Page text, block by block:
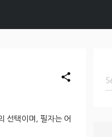
share
선택이며, 필자는 어